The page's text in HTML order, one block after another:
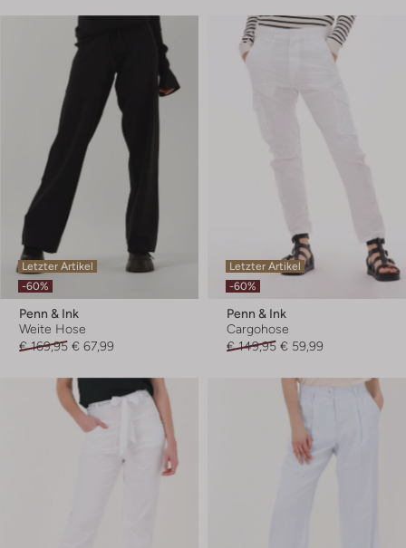
Letzter Artikel
-60%
Penn & Ink
Weite Hose
€ 169,95 € 67,99
Letzter Artikel
-60%
Penn & Ink
Cargohose
€ 149,95 € 59,99